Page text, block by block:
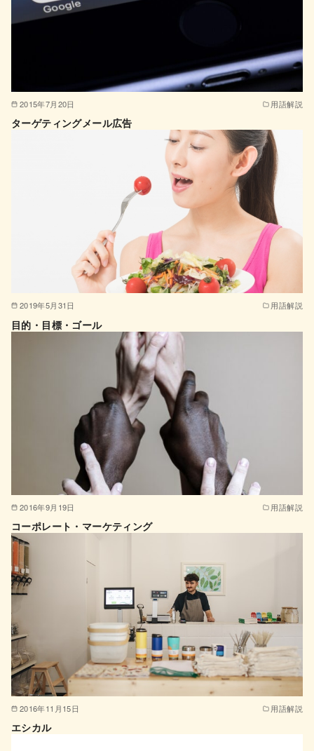
2015年7月20日 用語解説
ターゲティングメール広告
2019年5月31日 用語解説
目的・目標・ゴール
2016年9月19日 用語解説
コーポレート・マーケティング
2016年11月15日 用語解説
エシカル